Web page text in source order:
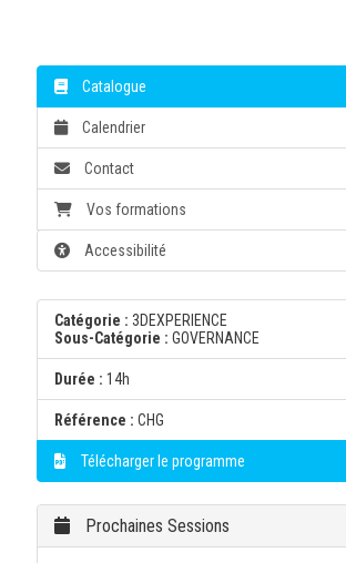
Catalogue
Calendrier
Contact
Vos formations
Accessibilité
Catégorie : 3DEXPERIENCE
Sous-Catégorie : GOVERNANCE
Durée : 14h
Référence : CHG
Télécharger le programme
Prochaines Sessions